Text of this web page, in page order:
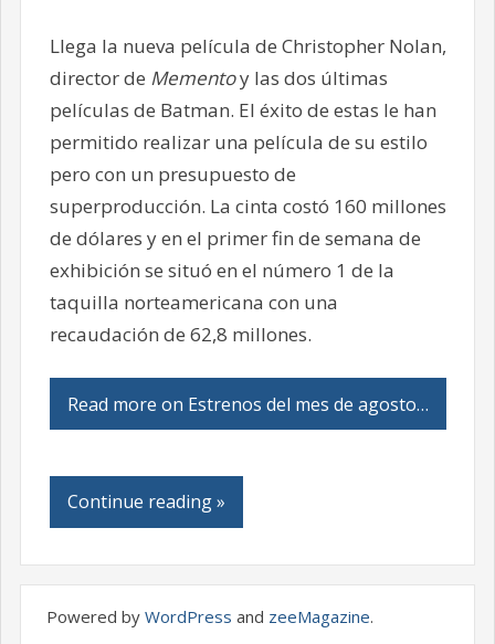
Llega la nueva película de Christopher Nolan,
director de Mementoy las dos últimas
películas de Batman. El éxito de estas le han
permitido realizar una película de su estilo
pero con un presupuesto de
superproducción. La cinta costó 160 millones
de dólares y en el primer fin de semana de
exhibición se situó en el número 1 de la
taquilla norteamericana con una
recaudación de 62,8 millones.
Read more on Estrenos del mes de agosto…
Continue reading »
Powered by WordPress and zeeMagazine.